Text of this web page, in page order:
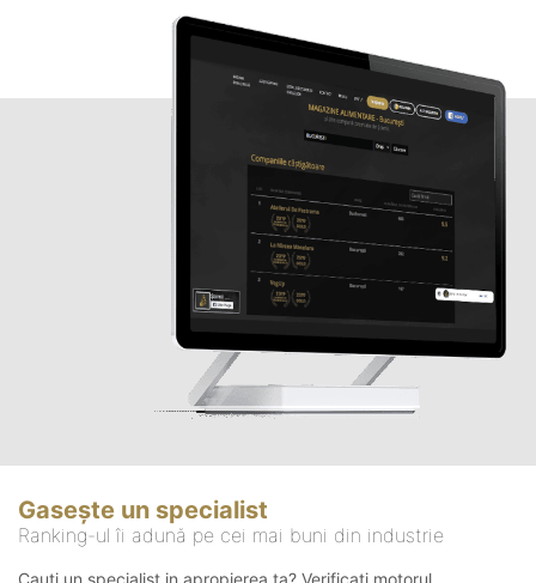
Gasește un specialist
Ranking-ul îi adună pe cei mai buni din industrie
Cauți un specialist in apropierea ta? Verificați motorul